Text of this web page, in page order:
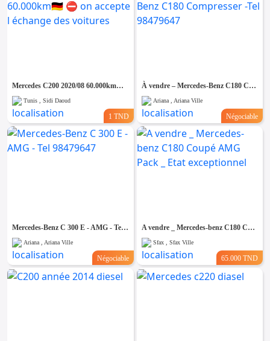
Informatique
Multimedia
Mercedes C200 2020/08 60.000km🇩🇪 ⛔️ on accepte l échange des voitures
Tunis , Sidi Daoud
1 TND
À vendre – Mercedes-Benz C180 Compresser -Tel 98479647
Ariana , Ariana Ville
Négociable
Mercedes-Benz C 300 E - AMG - Tel 98479647
Ariana , Ariana Ville
Négociable
A vendre _ Mercedes-benz C180 Coupé AMG Pack _ Etat exceptionnel
Sfax , Sfax Ville
65.000 TND